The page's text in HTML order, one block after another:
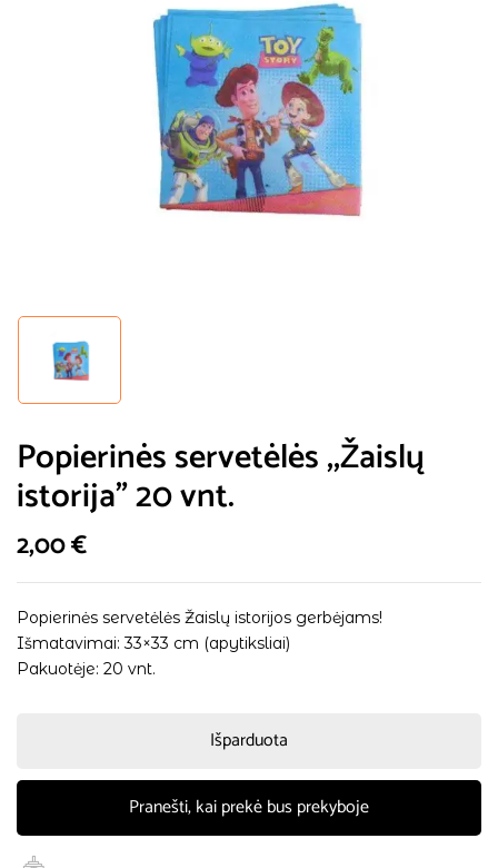
Popierinės servetėlės ,,Žaislų
istorija” 20 vnt.
2,00€
Popierinės servetėlės Žaislų istorijos gerbėjams!
Išmatavimai: 33×33 cm (apytiksliai)
Pakuotėje: 20 vnt.
Išparduota
Pranešti, kai prekė bus prekyboje